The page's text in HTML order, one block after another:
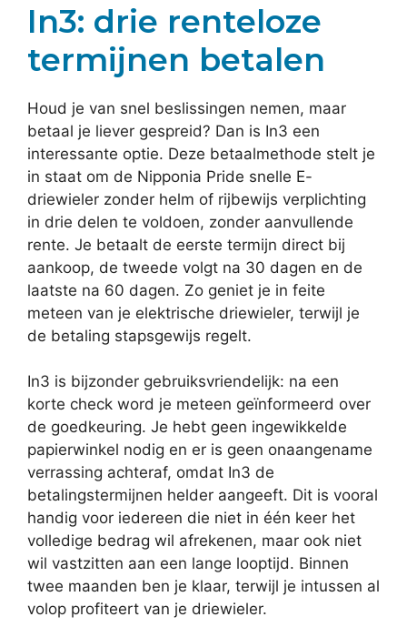
In3: drie renteloze
termijnen betalen
Houd je van snel beslissingen nemen, maar
betaal je liever gespreid? Dan is In3 een
interessante optie. Deze betaalmethode stelt je
in staat om de Nipponia Pride snelle E-
driewieler zonder helm of rijbewijs verplichting
in drie delen te voldoen, zonder aanvullende
rente. Je betaalt de eerste termijn direct bij
aankoop, de tweede volgt na 30 dagen en de
laatste na 60 dagen. Zo geniet je in feite
meteen van je elektrische driewieler, terwijl je
de betaling stapsgewijs regelt.
In3 is bijzonder gebruiksvriendelijk: na een
korte check word je meteen geïnformeerd over
de goedkeuring. Je hebt geen ingewikkelde
papierwinkel nodig en er is geen onaangename
verrassing achteraf, omdat In3 de
betalingstermijnen helder aangeeft. Dit is vooral
handig voor iedereen die niet in één keer het
volledige bedrag wil afrekenen, maar ook niet
wil vastzitten aan een lange looptijd. Binnen
twee maanden ben je klaar, terwijl je intussen al
volop profiteert van je driewieler.